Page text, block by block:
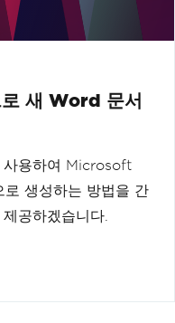
새 Word 문서
사용하여 Microsoft
생성하는 방법을 간
공하겠습니다.